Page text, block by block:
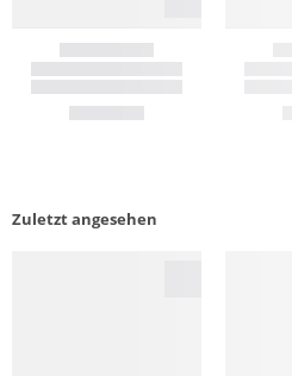
Zuletzt angesehen